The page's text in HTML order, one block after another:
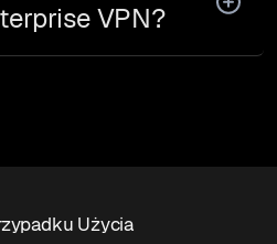
VPN?
Użycia